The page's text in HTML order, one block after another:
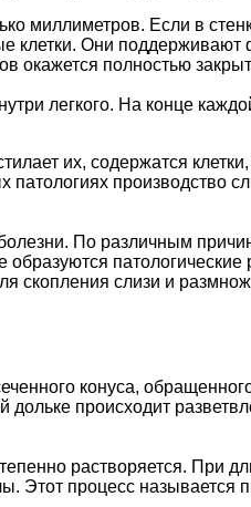
миллиметров. Если в
клетки. Они поддерживают
окажется полностью
легкого. На конце
их, содержатся
производство
По различным
скопления слизи и
конуса,
происходит
растворяется. При
Этот процесс называется